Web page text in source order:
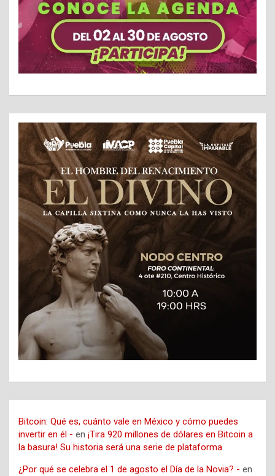
Bitcoin: Qué es, cuánto vale en México y cómo puedes
invertir en él - en ¡Tira 920 millones de dólares en Bitcoin a
la basura! Su historia será una serie de plataforma
¿Por qué se celebra el 1 de agosto el Día de la Novia? - en